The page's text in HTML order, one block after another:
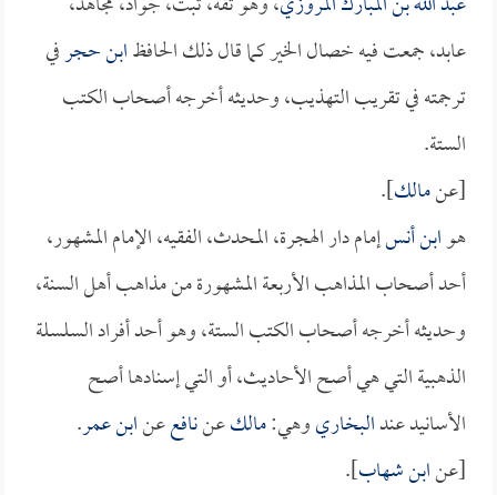
عابد، جمعت فيه خصال الخير كما قال ذلك الحافظابن حجرفي
ترجمته في تقريب التهذيب، وحديثه أخرجه أصحاب الكتب
الستة.
[عنمالك].
هوابن أنسإمام دار الهجرة، المحدث، الفقيه، الإمام المشهور،
أحد أصحاب المذاهب الأربعة المشهورة من مذاهب أهل السنة،
وحديثه أخرجه أصحاب الكتب الستة، وهو أحد أفراد السلسلة
الذهبية التي هي أصح الأحاديث، أو التي إسنادها أصح
الأسانيد عندالبخاريوهي:مالكعننافععنابن عمر.
[عنابن شهاب].